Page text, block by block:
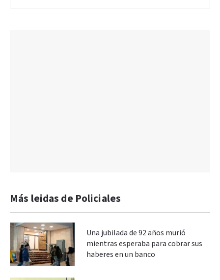
Más leidas de Policiales
Una jubilada de 92 años murió
mientras esperaba para cobrar sus
haberes en un banco